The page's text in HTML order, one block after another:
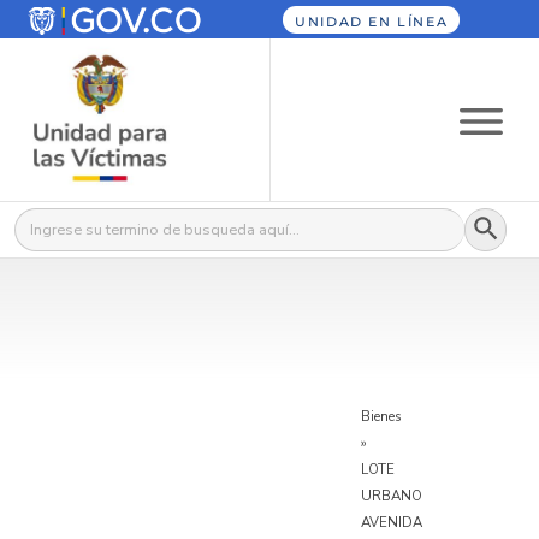
UNIDAD EN LÍNEA
Buscar: Botón
Bienes
»
LOTE
URBANO
AVENIDA